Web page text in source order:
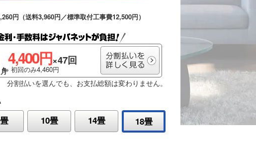
円（送料3,960円／標準取付工事費12,500円）
4,400円×47回
※ 初回のみ4,460円
分割払いを選んでも、お支払総額は変わりません。
10畳 14畳 18畳